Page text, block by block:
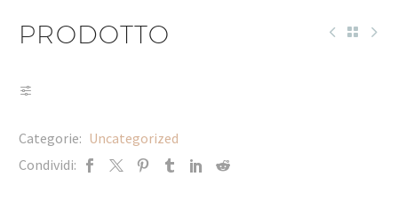
PRODOTTO
Categorie: Uncategorized
Condividi: